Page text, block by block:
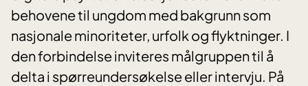
behovene til ungdom med bakgrunn som
nasjonale minoriteter, urfolk og flyktninger. I
den forbindelse inviteres målgruppen til å
delta i spørreundersøkelse eller intervju. På